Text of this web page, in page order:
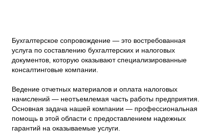
Бухгалтерское сопровождение — это востребованная
услуга по составлению бухгалтерских и налоговых
документов, которую оказывают специализированные
консалтинговые компании.
Ведение отчетных материалов и оплата налоговых
начислений — неотъемлемая часть работы предприятия.
Основная задача нашей компании — профессиональная
помощь в этой области с предоставлением надежных
гарантий на оказываемые услуги.